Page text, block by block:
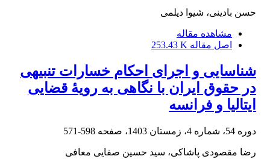
حسن بادینی، شیوا دیلمی
مشاهده مقاله
اصل مقاله 253.43 K
شناسایی و اجرای احکام خسارات تنبیهی
در حقوق ایران با نگاهی به رویۀ قضایی
ایتالیا و فرانسه
دوره 54، شماره 4، زمستان 1403، صفحه 598-571
رضا مقصودی پاشاکی، سید حسین صفایی معافی